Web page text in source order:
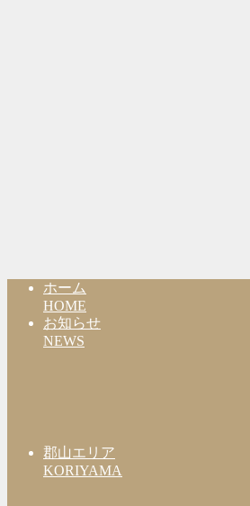
ホーム
HOME
お知らせ
NEWS
郡山エリア
KORIYAMA